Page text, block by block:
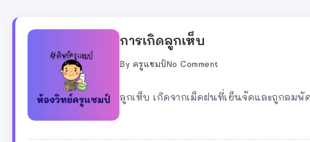
การเกิดลูกเห็บ
By ครูแชมป์No Comment
ลูกเห็บ เกิดจากเม็ดฝนที่เย็นจัดและถูกลมพั